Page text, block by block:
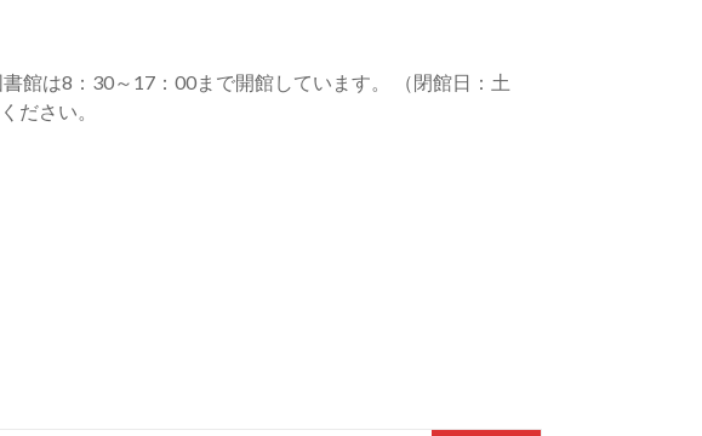
館は8：30～17：00まで開館しています。 （閉館日：土
ださい。